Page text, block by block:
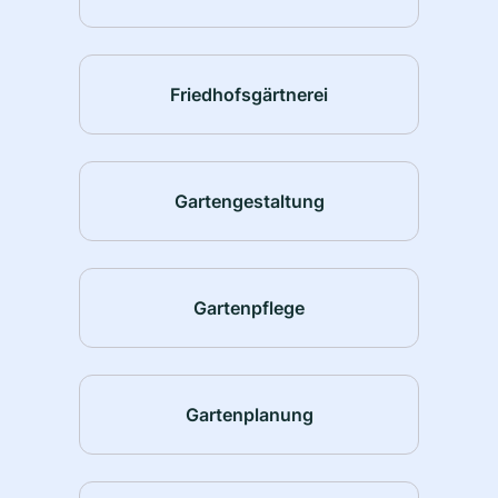
Friedhofsgärtnerei
Gartengestaltung
Gartenpflege
Gartenplanung